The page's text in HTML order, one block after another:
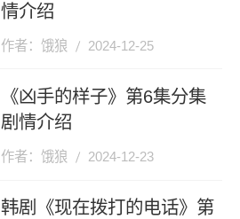
情介绍
作者：饿狼 2024-12-25
《凶手的样子》第6集分集
剧情介绍
作者：饿狼 2024-12-23
韩剧《现在拨打的电话》第